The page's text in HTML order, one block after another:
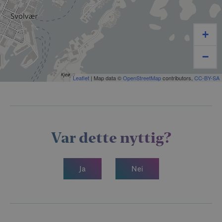
stabbursklokkas klang, og serverte måltider til
vertskap og betjenter.
Ni rom i Væreiergården
5 rom med dobbeltsenger
1 enkeltrom (med kanskje den beste utsikten!)
3 rom med to enkeltsenger (twin)
Ett av dobbeltrommene (2.etg.) har eget bad
Tre toaletter på grunnplanet
To rom i Stabburet
Sum antall senger Væreiergården og Stabburet: 20
+
−
Leaflet | Map data ©OpenStreetMapcontributors, CC-BY-SA
Var dette nyttig?
Ja Nei